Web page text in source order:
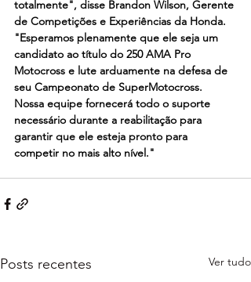
totalmente", disse Brandon Wilson, Gerente
de Competições e Experiências da Honda.
"Esperamos plenamente que ele seja um
candidato ao título do 250 AMA Pro
Motocross e lute arduamente na defesa de
seu Campeonato de SuperMotocross.
Nossa equipe fornecerá todo o suporte
necessário durante a reabilitação para
garantir que ele esteja pronto para
competir no mais alto nível."
Posts recentes Ver tudo